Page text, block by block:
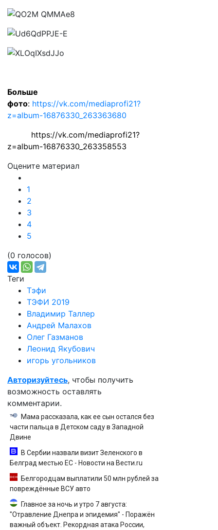
Больше
фото: https://vk.com/mediaprofi21?
z=album-16876330_263363680
https://vk.com/mediaprofi21?
z=album-16876330_263358553
Оцените материал
1
2
3
4
5
(0 голосов)
Теги
Тэфи
ТЭФИ 2019
Владимир Таллер
Андрей Малахов
Олег Газманов
Леонид Якубович
игорь угольников
Авторизуйтесь, чтобы получить
возможность оставлять
комментарии.
Мама рассказала, как ее сын остался без
части пальца в Детском саду в Западной
Двине
В Сербии назвали визит Зеленского в
Белград местью ЕС - Новости на Вести.ru
Белгородцам выплатили 50 млн рублей за
повреждённые ВСУ авто
Главное за ночь и утро 7 августа:
"Отравление Днепра и эпидемия" - Поражён
важный объект. Рекордная атака России,